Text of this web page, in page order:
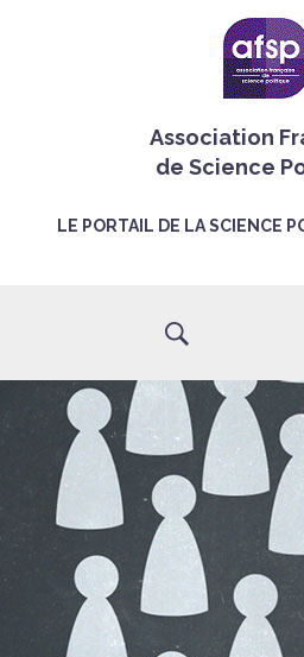
Association
de Science
LE PORTAIL DE LA SCIENCE